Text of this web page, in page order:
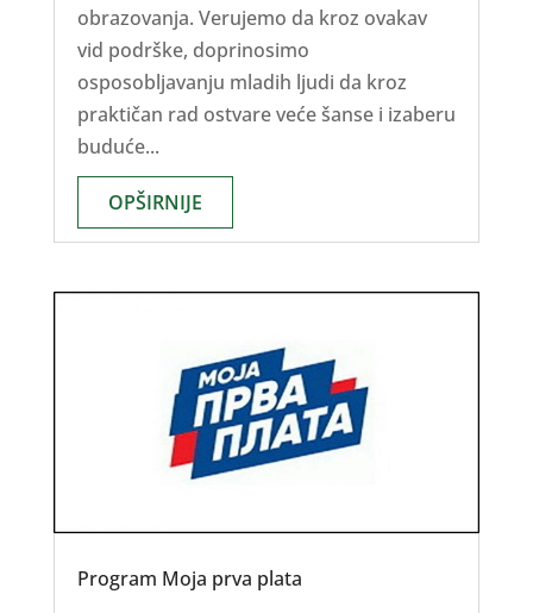
obrazovanja. Verujemo da kroz ovakav
vid podrške, doprinosimo
osposobljavanju mladih ljudi da kroz
praktičan rad ostvare veće šanse i izaberu
buduće...
OPŠIRNIJE
Program Moja prva plata